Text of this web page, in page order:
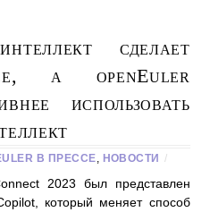
сделает
а openEuler
использовать
В ПРЕССЕ НОВОСТИ /
2023 был представлен
который меняет способ